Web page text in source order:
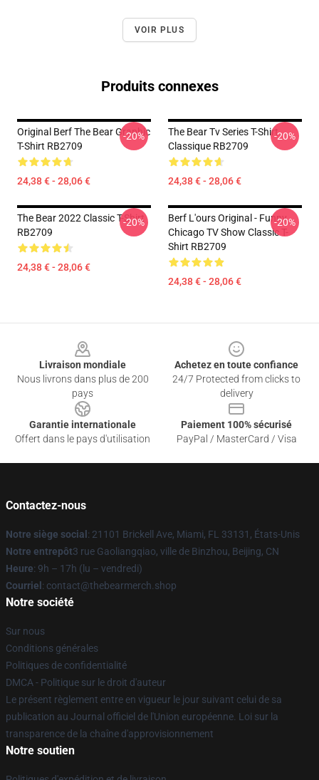
VOIR PLUS
Produits connexes
Original Berf The Bear Graphic
T-Shirt RB2709
24,38 € - 28,06 €
-20%
The Bear Tv Series T-Shirt
Classique RB2709
24,38 € - 28,06 €
-20%
The Bear 2022 Classic T-Shirt
RB2709
24,38 € - 28,06 €
-20%
Berf L'ours Original - Funny
Chicago TV Show Classic T-
Shirt RB2709
24,38 € - 28,06 €
-20%
Livraison mondiale
Nous livrons dans plus de 200
pays
Achetez en toute confiance
24/7 Protected from clicks to
delivery
Garantie internationale
Offert dans le pays d'utilisation
Paiement 100% sécurisé
PayPal / MasterCard / Visa
Contactez-nous
Notre siège social : 21101 Brickell Ave, Miami, FL 33131, États-Unis
Notre entrepôt3 rue Gaoliangqiao, ville de Binzhou, Beijing, CN
Heure: 9h – 17h (lu – vendredi)
Courriel : contact@thebearmerch.shop
Notre société
Sur nous
Conditions générales
Politiques de confidentialité
DMCA - Politique sur le droit d'auteur
Le présent règlement entre en vigueur le jour suivant celui de sa
publication au Journal officiel de l'Union européenne. Loi sur la
transparence de la chaîne d'approvisionnement
Notre soutien